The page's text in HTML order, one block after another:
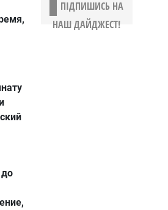
ПІДПИШИСЬ НА
НАШ ДАЙДЖЕСТ!